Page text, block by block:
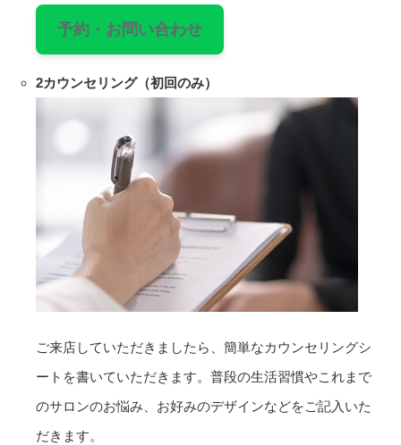
予約・お問い合わせ
2カウンセリング（初回のみ）
ご来店していただきましたら、簡単なカウンセリングシ
ートを書いていただきます。普段の生活習慣やこれまで
のサロンのお悩み、お好みのデザインなどをご記入いた
だきます。